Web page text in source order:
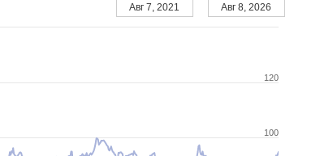
100
120
Авг 7, 2021 Авг 8, 2026